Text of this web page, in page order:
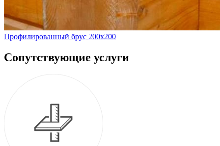
Профилированный брус 200х200
Сопутствующие услуги